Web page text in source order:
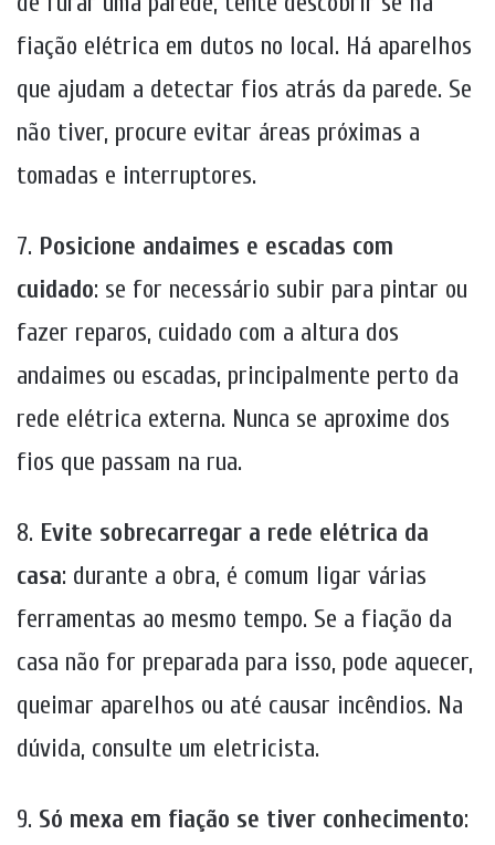
fiação elétrica em dutos no local. Há aparelhos
que ajudam a detectar fios atrás da parede. Se
não tiver, procure evitar áreas próximas a
tomadas e interruptores.
7. Posicione andaimes e escadas com
cuidado: se for necessário subir para pintar ou
fazer reparos, cuidado com a altura dos
andaimes ou escadas, principalmente perto da
rede elétrica externa. Nunca se aproxime dos
fios que passam na rua.
8. Evite sobrecarregar a rede elétrica da
casa: durante a obra, é comum ligar várias
ferramentas ao mesmo tempo. Se a fiação da
casa não for preparada para isso, pode aquecer,
queimar aparelhos ou até causar incêndios. Na
dúvida, consulte um eletricista.
9. Só mexa em fiação se tiver conhecimento: